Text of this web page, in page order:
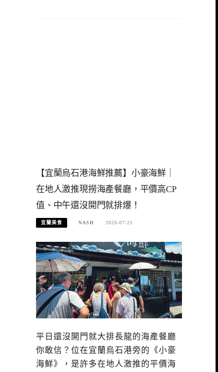
【宜蘭烏石港海鮮推薦】小豪海鮮｜
在地人激推現撈海產餐廳，平價高CP
值、中午還沒開門就排爆！
宜蘭美食 NASH 2026-07-25
平日還沒開門就大排長龍的海產餐廳
你敢信？位在宜蘭烏石港旁的《小豪
海鮮》，是許多在地人激推的平價海